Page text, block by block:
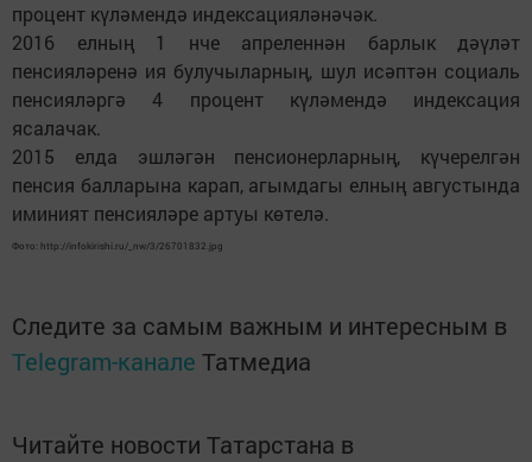
процент күләмендә индексацияләнәчәк.
2016 елның 1 нче апреленнән барлык дәүләт
пенсияләренә ия булучыларның, шул исәптән социаль
пенсияләргә 4 процент күләмендә индексация
ясалачак.
2015 елда эшләгән пенсионерларның, күчерелгән
пенсия балларына карап, агымдагы елның августында
иминият пенсияләре артуы көтелә.
Фото: http://infokirishi.ru/_nw/3/26701832.jpg
Следите за самым важным и интересным в
Telegram-канале Татмедиа
Читайте новости Татарстана в